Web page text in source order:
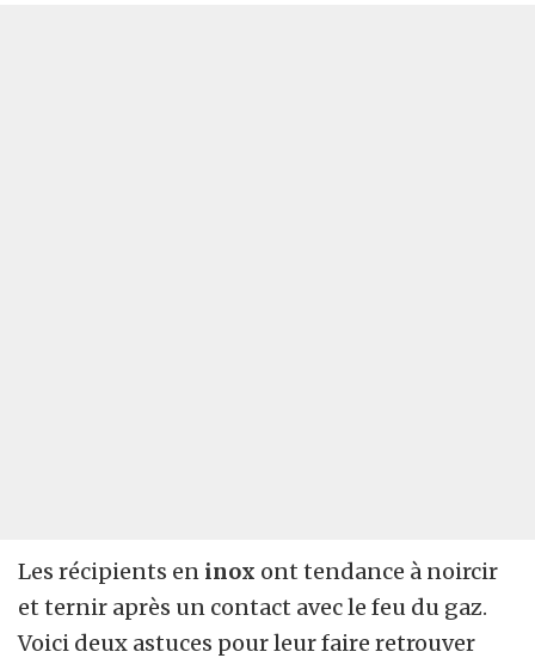
Les récipients en inox ont tendance à noircir
et ternir après un contact avec le feu du gaz.
Voici deux astuces pour leur faire retrouver